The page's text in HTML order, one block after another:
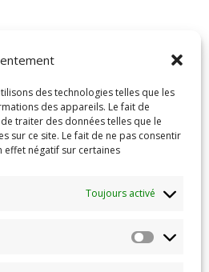
des technologies telles que les
des appareils. Le fait de
traiter des données telles que le
sur ce site. Le fait de ne pas consentir
négatif sur certaines
Toujours activé